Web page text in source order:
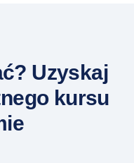
Uzyskaj
kursu